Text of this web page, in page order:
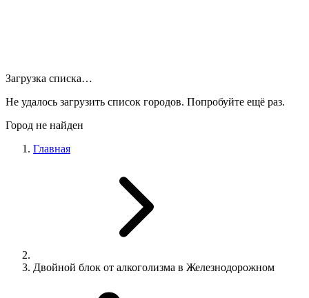
Загрузка списка…
Не удалось загрузить список городов. Попробуйте ещё раз.
Город не найден
Главная
Двойной блок от алкоголизма в Железнодорожном